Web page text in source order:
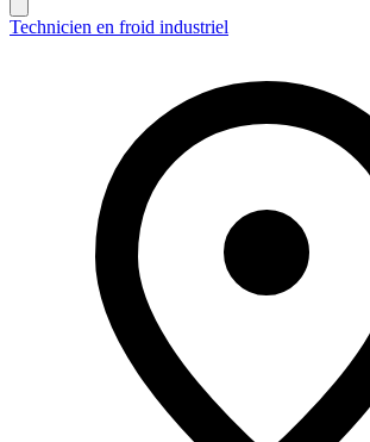
Technicien en froid industriel